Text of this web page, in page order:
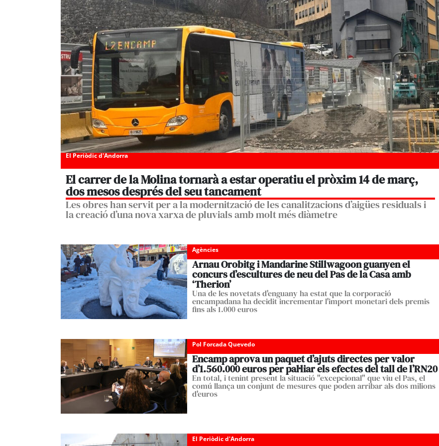
El Periòdic d'Andorra
El carrer de la Molina tornarà a estar operatiu el pròxim 14 de març,
dos mesos després del seu tancament
Les obres han servit per a la modernització de les canalitzacions d’aigües residuals i
la creació d’una nova xarxa de pluvials amb molt més diàmetre
Agències
Arnau Orobitg i Mandarine Stillwagoon guanyen el
concurs d’escultures de neu del Pas de la Casa amb
‘Therion’
Una de les novetats d'enguany ha estat que la corporació
encampadana ha decidit incrementar l'import monetari dels premis
fins als 1.000 euros
Pol Forcada Quevedo
Encamp aprova un paquet d’ajuts directes per valor
d’1.560.000 euros per pal·liar els efectes del tall de l’RN20
En total, i tenint present la situació "excepcional" que viu el Pas, el
comú llança un conjunt de mesures que poden arribar als dos milions
d'euros
El Periòdic d'Andorra